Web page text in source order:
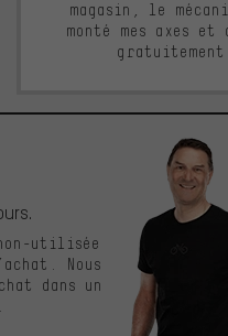
magasin, le
monté mes axes et
utilisée
Nous
dans un